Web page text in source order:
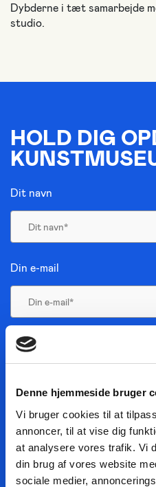
Denne hjemmeside bruger
Vi bruger cookies til at
annoncer, til at vise dig
at analysere vores trafik. Vi
din brug af vores website
sociale medier,
Dybderne i tæt samarbejde
studio.
HOLD DIG
Dit navn
Din e-mail
TILMELD